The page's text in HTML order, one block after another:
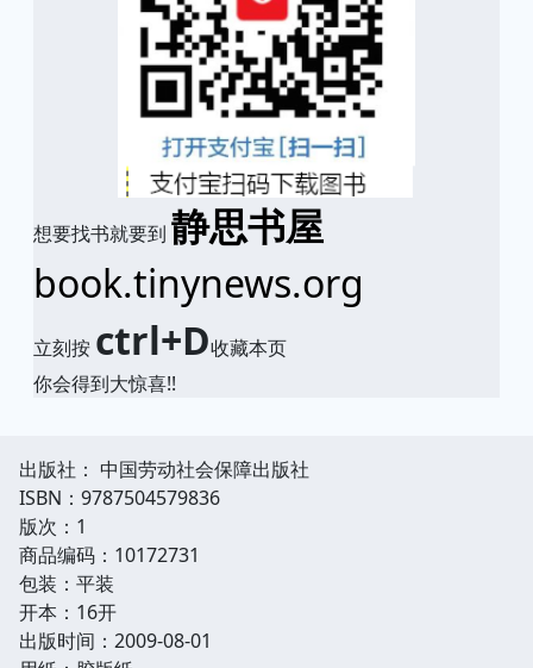
想要找书就要到 静思书屋
book.tinynews.org
立刻按 ctrl+D收藏本页
你会得到大惊喜!!
出版社： 中国劳动社会保障出版社
ISBN：9787504579836
版次：1
商品编码：10172731
包装：平装
开本：16开
出版时间：2009-08-01